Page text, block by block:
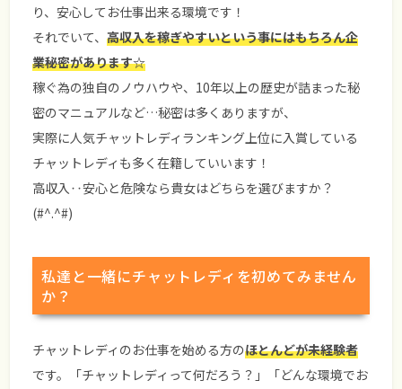
り、安心してお仕事出来る環境です！
それでいて、高収入を稼ぎやすいという事にはもちろん企
業秘密があります☆
稼ぐ為の独自のノウハウや、10年以上の歴史が詰まった秘
密のマニュアルなど…秘密は多くありますが、
実際に人気チャットレディランキング上位に入賞している
チャットレディも多く在籍していいます！
高収入‥安心と危険なら貴女はどちらを選びますか？
(#^.^#)
私達と一緒にチャットレディを初めてみません
か？
チャットレディのお仕事を始める方のほとんどが未経験者
です。「チャットレディって何だろう？」「どんな環境でお